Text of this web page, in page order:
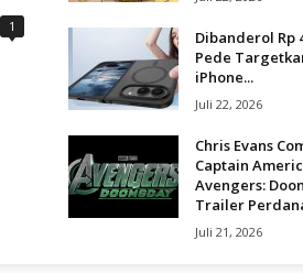
1
Dibanderol Rp
Pede
iPhone...
Juli 22, 2026
Chris Evans
Captain
Avengers:
Trailer
Juli 21, 2026